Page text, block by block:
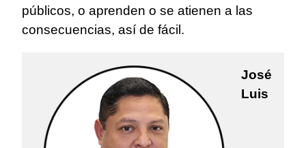
públicos, o aprenden o se atienen a las
consecuencias, así de fácil.
José
Luis